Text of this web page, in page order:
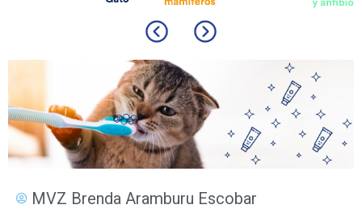
MVZ Brenda Aramburu Escobar